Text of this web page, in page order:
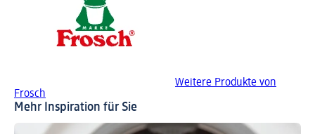
Weitere Produkte von
Frosch
Mehr Inspiration für Sie